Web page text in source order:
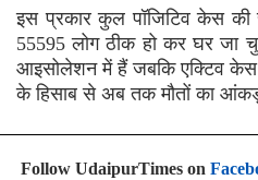
इस प्रकार कुल पॉजिटिव केस की
55595 लोग ठीक हो कर घर जा
आइसोलेशन में हैं जबकि एक्टिव
के हिसाब से अब तक मौतों का
Follow UdaipurTimes on